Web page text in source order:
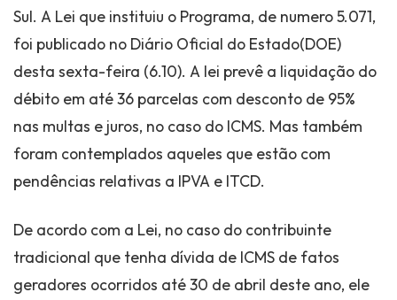
Sul. A Lei que instituiu o Programa, de numero 5.071,
foi publicado no Diário Oficial do Estado(DOE)
desta sexta-feira (6.10). A lei prevê a liquidação do
débito em até 36 parcelas com desconto de 95%
nas multas e juros, no caso do ICMS. Mas também
foram contemplados aqueles que estão com
pendências relativas a IPVA e ITCD.
De acordo com a Lei, no caso do contribuinte
tradicional que tenha dívida de ICMS de fatos
geradores ocorridos até 30 de abril deste ano, ele